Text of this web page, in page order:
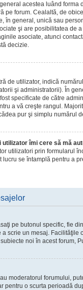
acestea luând forma
pe forum. Cealaltă, de
în general, unică sau
şi are posibilitatea de
asociate, atunci
decizie.
de utilizator, indică
şi administratorii). În
specificate de către
a vă creşte rangul.
pur şi simplu numărul
utilizator îmi cere să mă
utilizatori prin formularul
lucru se întamplă pentru a
pe butonul specific, fie
scrie un mesaj. Facilităţile
noi în acest forum,
moderatorul forumului,
pentru o scurta perioadă